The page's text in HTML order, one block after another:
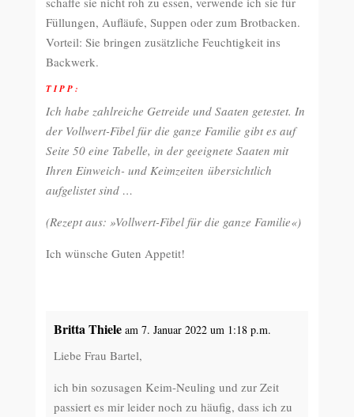
Füllungen, Aufläufe, Suppen oder zum Brotbacken.
Vorteil: Sie bringen zusätzliche Feuchtigkeit ins
Backwerk.
TIPP:
Ich habe zahlreiche Getreide und Saaten getestet. In
der Vollwert-Fibel für die ganze Familie gibt es auf
Seite 50 eine Tabelle, in der geeignete Saaten mit
Ihren Einweich- und Keimzeiten übersichtlich
aufgelistet sind …
(Rezept aus: »Vollwert-Fibel für die ganze Familie«)
Ich wünsche Guten Appetit!
Britta Thiele am 7. Januar 2022 um 1:18 p.m.
Liebe Frau Bartel,
ich bin sozusagen Keim-Neuling und zur Zeit
passiert es mir leider noch zu häufig, dass ich zu